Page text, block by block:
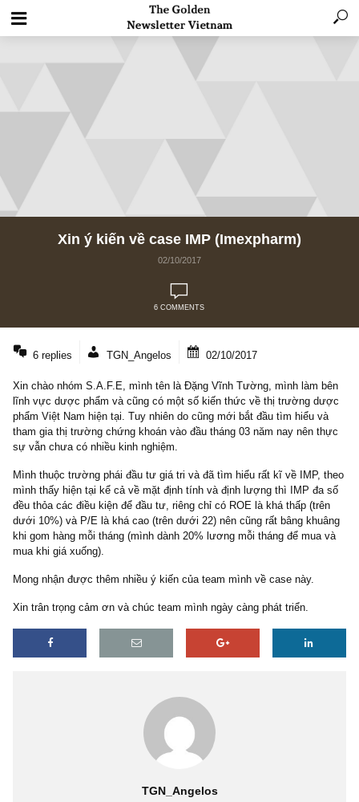
Xin ý kiến về case IMP (Imexpharm)
6 replies TGN_Angelos 02/10/2017
Xin chào nhóm S.A.F.E, mình tên là Đặng Vĩnh Tường, mình làm
lĩnh vực dược phẩm và cũng có một số kiến thức về thị trường
tham gia thị trường chứng khoán vào đầu tháng 03 năm nay nên
sự vẫn chưa có nhiều kinh nghiệm.
Mình thuộc trường phái đầu tư giá tri và đã tìm hiểu rất kĩ về IMP,
mình thấy hiện tại kể cả về mặt định tính và định lượng thì IMP
dưới 10%) và P/E là khá cao (trên dưới 22) nên cũng rất bâng
mua khi giá xuống).
Mong nhận được thêm nhiều ý kiến của team mình về case này.